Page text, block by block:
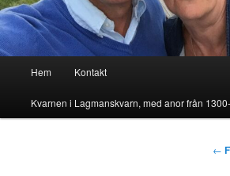
Hem Kontakt
Kvarnen i Lagmanskvarn, med anor från
←